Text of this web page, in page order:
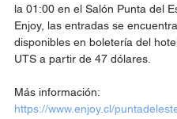
la 01:00 en el Salón Punta del
Enjoy, las entradas se
disponibles en boletería del
UTS a partir de 47 dólares.
Más información:
https://www.enjoy.cl/